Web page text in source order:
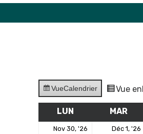
VueCalendrier Vue en
LUN MAR
Nov 30, '26 Déc 1, '26